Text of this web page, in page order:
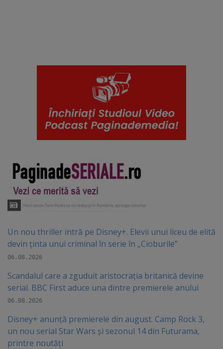
Un nou thriller intră pe Disney+. Elevii unui liceu de elită
devin ținta unui criminal în serie în „Cioburile”
06.08.2026
Scandalul care a zguduit aristocrația britanică devine
serial. BBC First aduce una dintre premierele anului
06.08.2026
Disney+ anunță premierele din august. Camp Rock 3,
un nou serial Star Wars și sezonul 14 din Futurama,
printre noutăți